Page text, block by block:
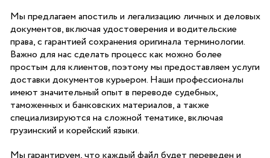
Мы предлагаем апостиль и легализацию личных и деловых
документов, включая удостоверения и водительские
права, с гарантией сохранения оригинала терминологии.
Важно для нас сделать процесс как можно более
простым для клиентов, поэтому мы предоставляем услуги
доставки документов курьером. Наши профессионалы
имеют значительный опыт в переводе судебных,
таможенных и банковских материалов, а также
специализируются на сложной тематике, включая
грузинский и корейский языки.
Мы гарантируем, что каждый файл будет переведен и